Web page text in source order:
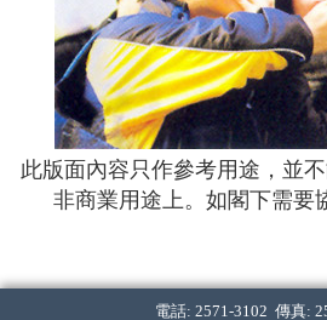
此版面內容只作參考用途，並
非商業用途上。如閣下需要
電話: 2571-3102 傳真: